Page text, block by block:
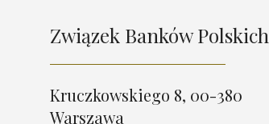
Związek Banków Polskich
Kruczkowskiego 8, 00-380
Warszawa